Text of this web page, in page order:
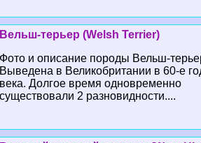
Вельш-терьер (Welsh Terrier)
Фото и описание породы Вельш-
Выведена в Великобритании в 60-е
века. Долгое время одновременно
существовали 2 разновидности....